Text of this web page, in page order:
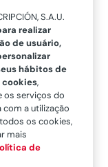
S.A.U.
realizar
de usuário,
hábitos de
cookies,
os serviços do
com a utilização
os cookies,
mais
de